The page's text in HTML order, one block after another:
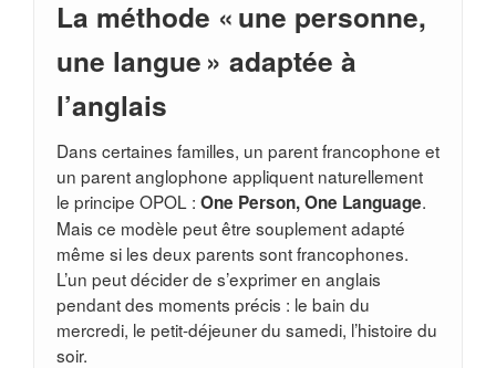
La méthode « une personne,
une langue » adaptée à
l’anglais
Dans certaines familles, un parent francophone et
un parent anglophone appliquent naturellement
le principe OPOL : One Person, One Language.
Mais ce modèle peut être souplement adapté
même si les deux parents sont francophones.
L’un peut décider de s’exprimer en anglais
pendant des moments précis : le bain du
mercredi, le petit-déjeuner du samedi, l’histoire du
soir.